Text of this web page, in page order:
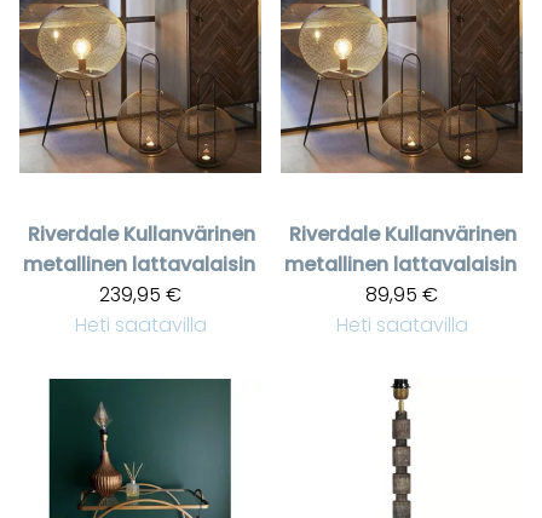
Riverdale Kullanvärinen
metallinen lattavalaisin
239,95 €
Heti saatavilla
Riverdale Kullanvärinen
metallinen lattavalaisin
89,95 €
Heti saatavilla